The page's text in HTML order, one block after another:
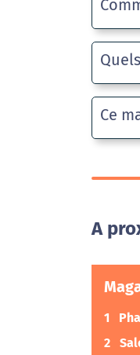
Ce
A
1
2